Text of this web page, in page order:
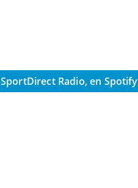
SportDirect Radio, en Spotify